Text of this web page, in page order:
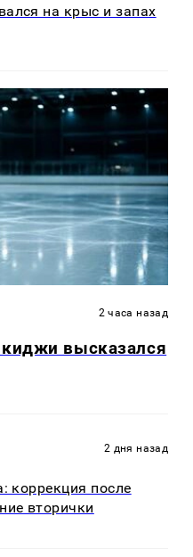
на крыс и запах
2 часа назад
высказался
2 дня назад
коррекция после
вторички